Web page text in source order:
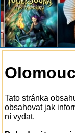
Tato stránka
obsahovat jak
ní vydat.